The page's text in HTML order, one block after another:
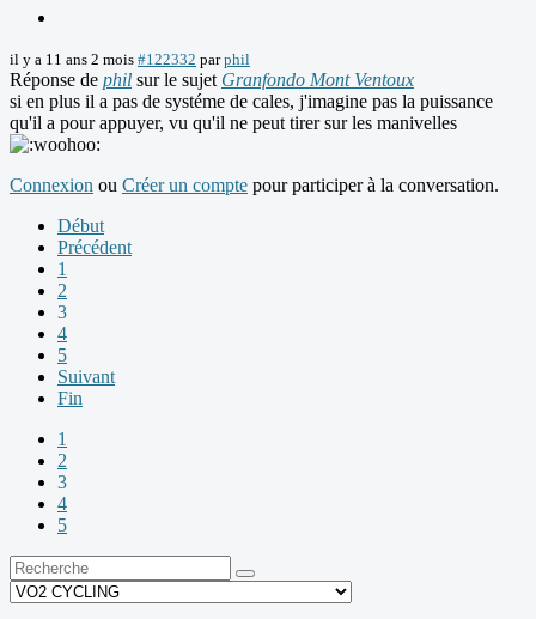
il y a 11 ans 2 mois #122332 parphil
Réponse de phil sur le sujet Granfondo Mont Ventoux
si en plus il a pas de systéme de cales, j'imagine pas la puissance
qu'il a pour appuyer, vu qu'il ne peut tirer sur les manivelles
Connexion ou Créer un compte pour participer à la conversation.
Début
Précédent
1
2
3
4
5
Suivant
Fin
1
2
3
4
5